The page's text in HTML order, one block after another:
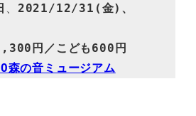
2021/12/31(金)、
円／こども600円
森の音ミュージアム